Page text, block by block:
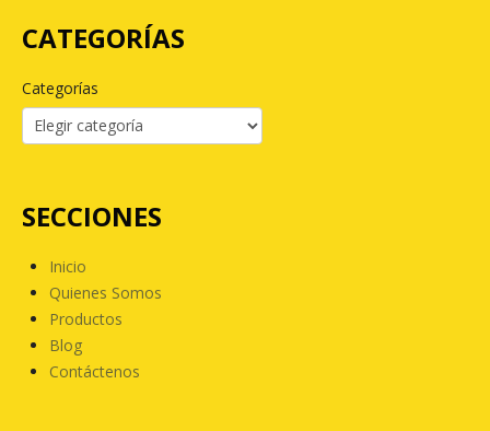
CATEGORÍAS
Categorías
SECCIONES
Inicio
Quienes Somos
Productos
Blog
Contáctenos